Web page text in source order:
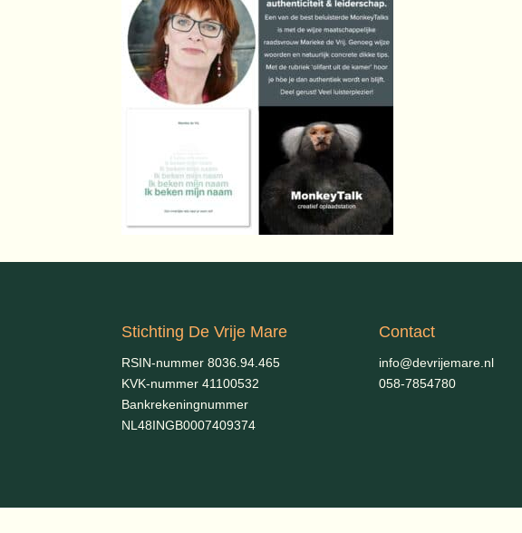
Stichting De Vrije Mare
RSIN-nummer 8036.94.465
KVK-nummer 41100532
Bankrekeningnummer
NL48INGB0007409374
Contact
info@devrijemare.nl
058-7854780